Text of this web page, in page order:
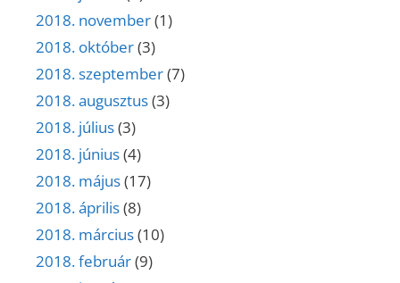
2018. november(1)
2018. október(3)
2018. szeptember(7)
2018. augusztus(3)
2018. július(3)
2018. június(4)
2018. május(17)
2018. április(8)
2018. március(10)
2018. február(9)